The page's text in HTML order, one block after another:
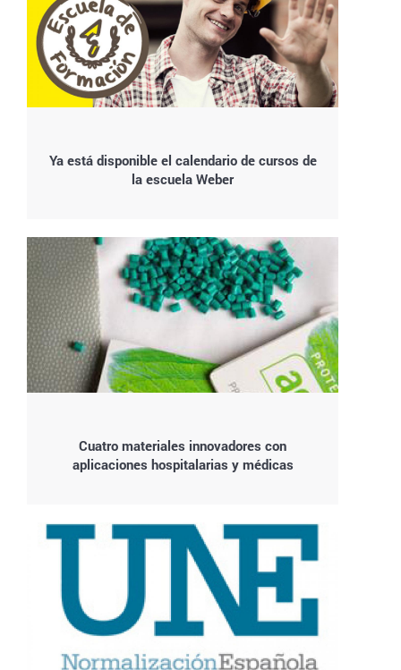
Ya está disponible el calendario de cursos de
la escuela Weber
Cuatro materiales innovadores con
aplicaciones hospitalarias y médicas